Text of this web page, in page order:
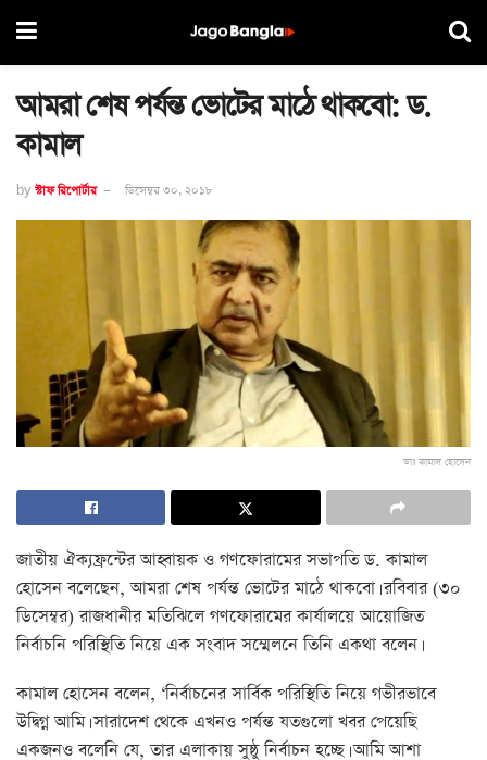
আমরা শেষ পর্যন্ত ভোটের মাঠে থাকবো: ড.
কামাল
by স্টাফ রিপোর্টার ডিসেম্বর ৩০, ২০১৮
ডাঃ কামাল হোসেন
জাতীয় ঐক্যফ্রন্টের আহ্বায়ক ও গণফোরামের সভাপতি ড. কামাল
হোসেন বলেছেন, আমরা শেষ পর্যন্ত ভোটের মাঠে থাকবো। রবিবার (৩০
ডিসেম্বর) রাজধানীর মতিঝিলে গণফোরামের কার্যালয়ে আয়োজিত
নির্বাচনি পরিস্থিতি নিয়ে এক সংবাদ সম্মেলনে তিনি একথা বলেন।
কামাল হোসেন বলেন, ‘নির্বাচনের সার্বিক পরিস্থিতি নিয়ে গভীরভাবে
উদ্বিগ্ন আমি। সারাদেশ থেকে এখনও পর্যন্ত যতগুলো খবর পেয়েছি
একজনও বলেনি যে, তার এলাকায় সুষ্ঠু নির্বাচন হচ্ছে। আমি আশা